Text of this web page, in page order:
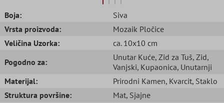
Boja:
Siva
Vrsta proizvoda:
Mozaik Pločice
Veličina Uzorka:
ca. 10x10 cm
Pogodno za:
Unutar Kuće, Zid za Tuš, Zid,
Vanjski, Kupaonica, Unutarnji
Materijal:
Prirodni Kamen, Kvarcit, Staklo
Struktura površine:
Mat, Sjajne